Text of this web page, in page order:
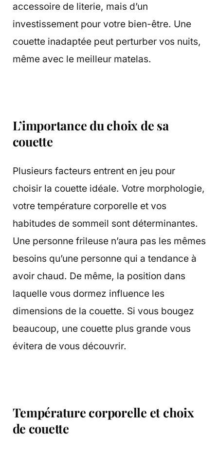
accessoire de literie, mais d’un
investissement pour votre bien-être. Une
couette inadaptée peut perturber vos nuits,
même avec le meilleur matelas.
L’importance du choix de sa
couette
Plusieurs facteurs entrent en jeu pour
choisir la couette idéale. Votre morphologie,
votre température corporelle et vos
habitudes de sommeil sont déterminantes.
Une personne frileuse n’aura pas les mêmes
besoins qu’une personne qui a tendance à
avoir chaud. De même, la position dans
laquelle vous dormez influence les
dimensions de la couette. Si vous bougez
beaucoup, une couette plus grande vous
évitera de vous découvrir.
Température corporelle et choix
de couette